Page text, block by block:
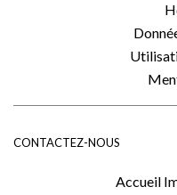
CONTACTEZ-NOUS
Accueil